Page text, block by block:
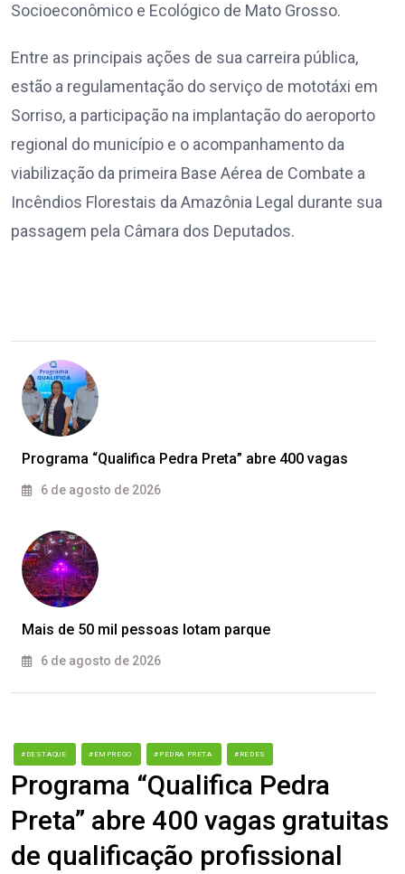
Socioeconômico e Ecológico de Mato Grosso.
Entre as principais ações de sua carreira pública,
estão a regulamentação do serviço de mototáxi em
Sorriso, a participação na implantação do aeroporto
regional do município e o acompanhamento da
viabilização da primeira Base Aérea de Combate a
Incêndios Florestais da Amazônia Legal durante sua
passagem pela Câmara dos Deputados.
Programa “Qualifica Pedra Preta” abre 400 vagas
6 de agosto de 2026
Mais de 50 mil pessoas lotam parque
6 de agosto de 2026
#DESTAQUE #EMPREGO #PEDRA PRETA #REDES
Programa “Qualifica Pedra
Preta” abre 400 vagas gratuitas
de qualificação profissional